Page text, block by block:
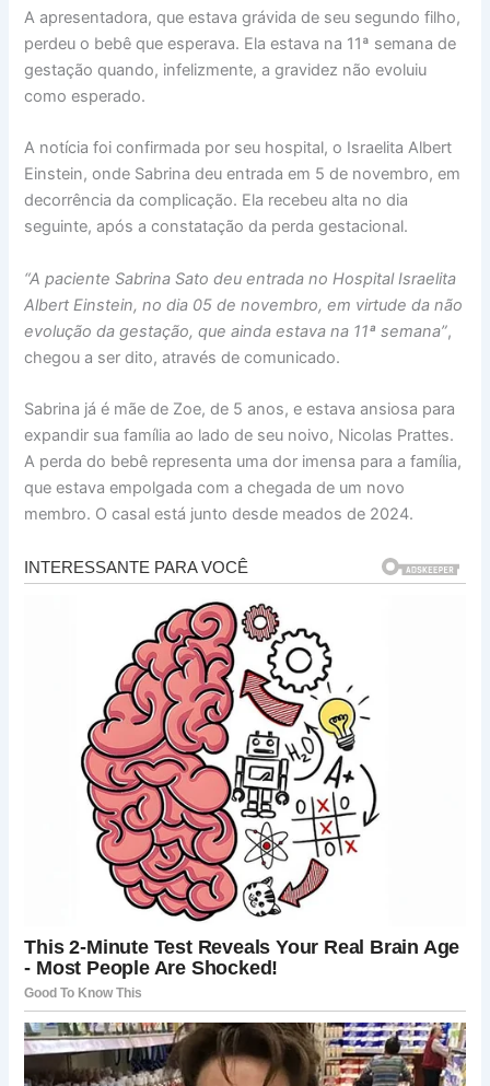
A apresentadora, que estava grávida de seu segundo filho,
perdeu o bebê que esperava. Ela estava na 11ª semana de
gestação quando, infelizmente, a gravidez não evoluiu
como esperado.
A notícia foi confirmada por seu hospital, o Israelita Albert
Einstein, onde Sabrina deu entrada em 5 de novembro, em
decorrência da complicação. Ela recebeu alta no dia
seguinte, após a constatação da perda gestacional.
“A paciente Sabrina Sato deu entrada no Hospital Israelita
Albert Einstein, no dia 05 de novembro, em virtude da não
evolução da gestação, que ainda estava na 11ª semana”,
chegou a ser dito, através de comunicado.
Sabrina já é mãe de Zoe, de 5 anos, e estava ansiosa para
expandir sua família ao lado de seu noivo, Nicolas Prattes.
A perda do bebê representa uma dor imensa para a família,
que estava empolgada com a chegada de um novo
membro. O casal está junto desde meados de 2024.